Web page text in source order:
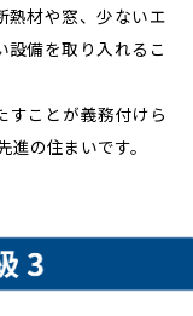
熱材や窓、少ないエ
設備を取り入れるこ
すことが義務付けら
の住まいです。